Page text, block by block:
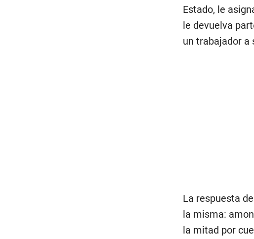
Estado, le
le devuelva
un trabajador a
La respuesta
la misma:
la mitad por